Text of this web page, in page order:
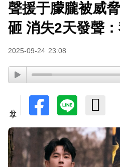
聲援于朦朧被威
砸 消失2天發聲
2025-09-24 23:08